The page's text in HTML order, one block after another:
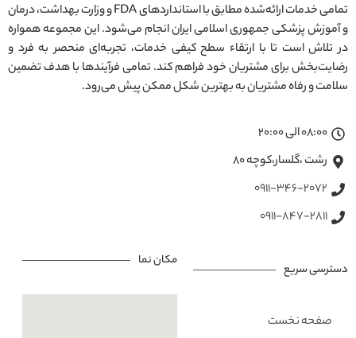
تمامی خدمات ارائه‌شده مطابق با استانداردهای FDA و وزارت بهداشت، درمان
و آموزش پزشکی جمهوری اسلامی ایران انجام می‌شود. این مجموعه همواره
در تلاش است تا با ارتقاء سطح کیفی خدمات، تجربه‌ای منحصر به فرد و
رضایت‌بخش برای مشتریان خود فراهم کند. تمامی فرآیندها با هدف تضمین
سلامت و رفاه مشتریان به بهترین شکل ممکن پیش می‌رود.
08:00 الی 20:00
رشت ،گلسار،کوچه ۸۰
0911-346-2072
0911-847-2811
دسترسی سریع
صفحه نخست
مکان نما